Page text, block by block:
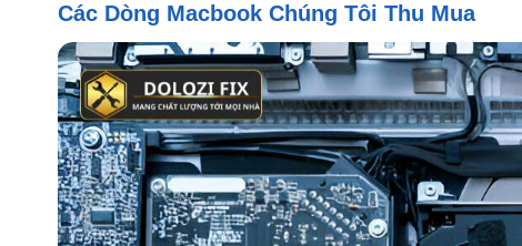
Các Dòng Macbook Chúng Tôi Thu Mua